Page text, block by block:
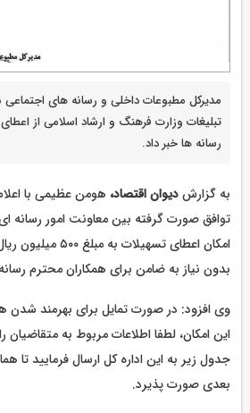
مدیرکل مطبوعات داخلی و رسانه های
تبلیغات وزارت فرهنگ و ارشاد اسلامی از
رسانه ها خبر داد.
به گزارشدیوان اقتصاد، هومن عظیمی با
توافق صورت گرفته بین معاونت امور رسانه
امکان اعطای
بدون نیاز به ضامن برای همکاران محترم
وی افزود: در صورت تمایل برای بهرمند شدن
این امکان، لطفا اطلاعات مربوط به
جدول زیر به این اداره کل ارسال فرمایید تا
بعدی صورت پذیرد.